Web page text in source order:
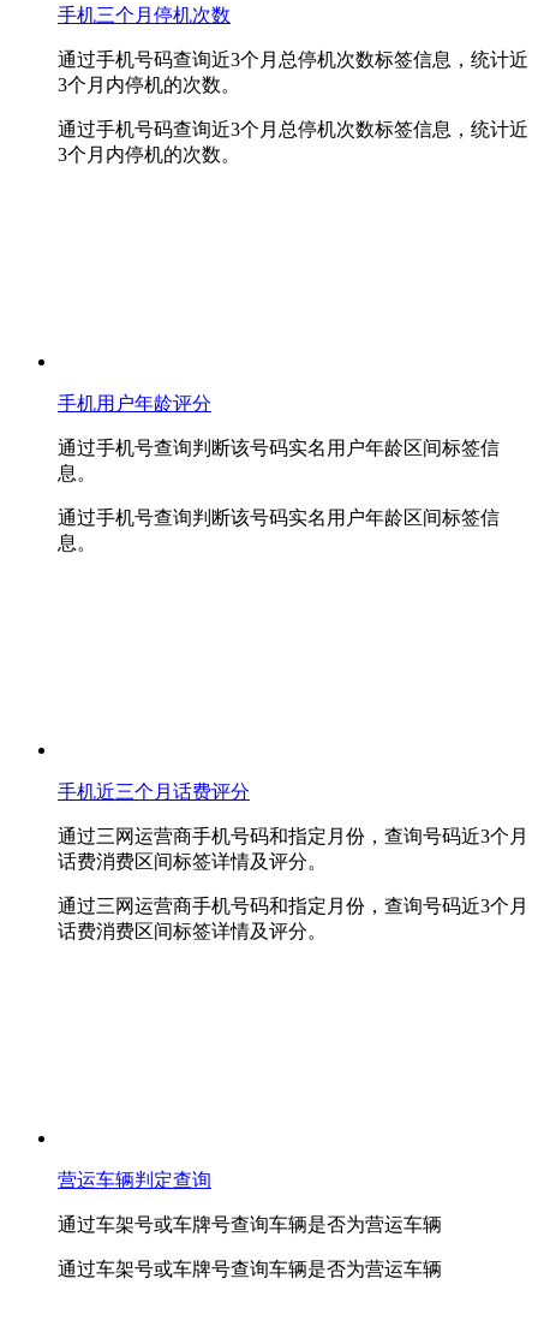
手机三个月停机次数
通过手机号码查询近3个月总停机次数标签信息，统计近
3个月内停机的次数。
通过手机号码查询近3个月总停机次数标签信息，统计近
3个月内停机的次数。
手机用户年龄评分
通过手机号查询判断该号码实名用户年龄区间标签信
息。
通过手机号查询判断该号码实名用户年龄区间标签信
息。
手机近三个月话费评分
通过三网运营商手机号码和指定月份，查询号码近3个月
话费消费区间标签详情及评分。
通过三网运营商手机号码和指定月份，查询号码近3个月
话费消费区间标签详情及评分。
营运车辆判定查询
通过车架号或车牌号查询车辆是否为营运车辆
通过车架号或车牌号查询车辆是否为营运车辆